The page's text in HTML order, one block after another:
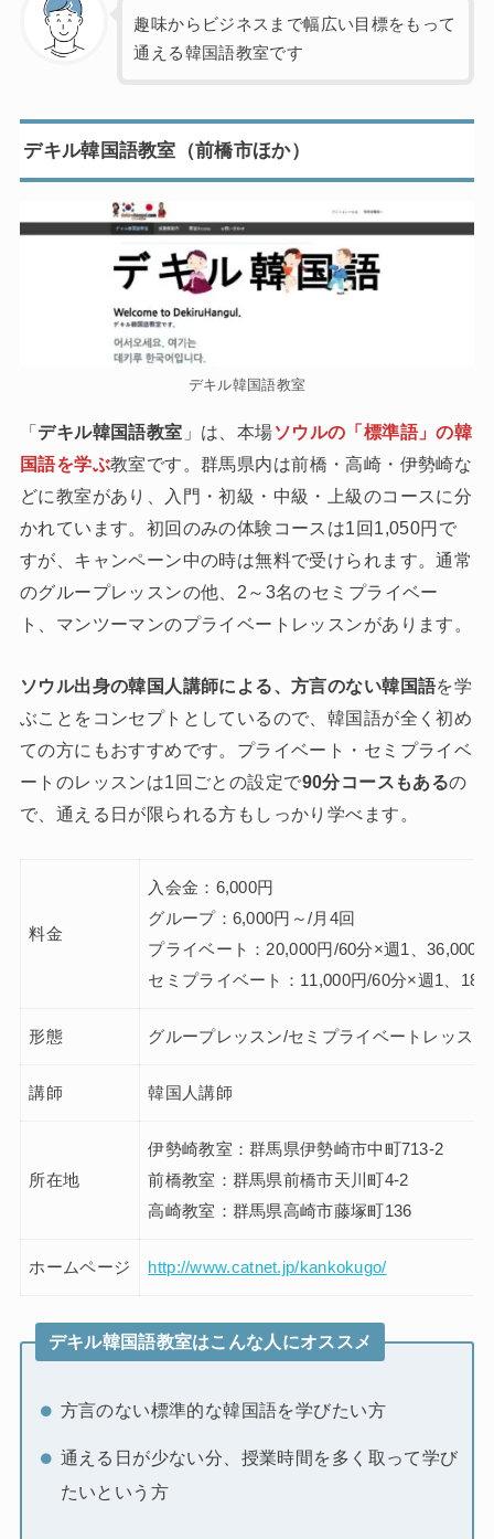
趣味からビジネスまで幅広い目標をもって
通える韓国語教室です
デキル韓国語教室（前橋市ほか）
デキル韓国語教室
「 デキル韓国語教室 」は、本場ソウルの「標準語」の韓
国語を学ぶ教室です。群馬県内は前橋・高崎・伊勢崎な
どに教室があり、入門・初級・中級・上級のコースに分
かれています。初回のみの体験コースは1回1,050円で
すが、キャンペーン中の時は無料で受けられます。通常
のグループレッスンの他、2～3名のセミプライベー
ト、マンツーマンのプライベートレッスンがあります。
ソウル出身の韓国人講師による、方言のない韓国語を学
ぶことをコンセプトとしているので、韓国語が全く初め
ての方にもおすすめです。プライベート・セミプライベ
ートのレッスンは1回ごとの設定で90分コースもあるの
で、通える日が限られる方もしっかり学べます。
料金
入会金：6,000円
グループ：6,000円～/月4回
プライベート：20,000円/60分×週1、36,000
セミプライベート：11,000円/60分×週1、
形態 グループレッスン/セミプライベートレッス
講師 韓国人講師
所在地
伊勢崎教室：群馬県伊勢崎市中町713-2
前橋教室：群馬県前橋市天川町4-2
高崎教室：群馬県高崎市藤塚町136
ホームページ http://www.catnet.jp/kankokugo/
デキル韓国語教室はこんな人にオススメ
方言のない標準的な韓国語を学びたい方
通える日が少ない分、授業時間を多く取って学び
たいという方